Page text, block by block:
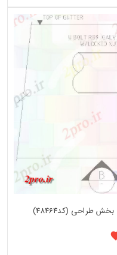
طراحی (کد48464)